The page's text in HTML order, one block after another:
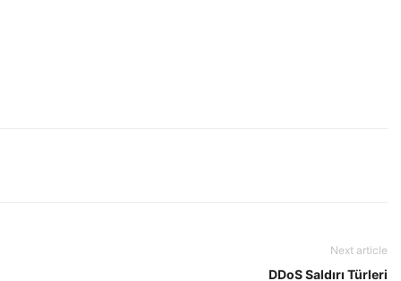
Next article
DDoS Saldırı Türleri